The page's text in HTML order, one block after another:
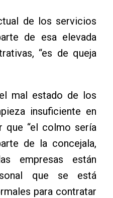
de los servicios
de esa elevada
“es de queja
mal estado de los
insuficiente en
que “el colmo sería
de la concejala,
empresas están
que se está
para contratar